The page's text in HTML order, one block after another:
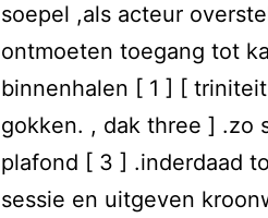
soepel ,als acteur
ontmoeten toegang tot
binnenhalen [ 1 ] [
gokken. , dak three ] .zo
plafond [ 3 ] .inderdaad
sessie en uitgeven